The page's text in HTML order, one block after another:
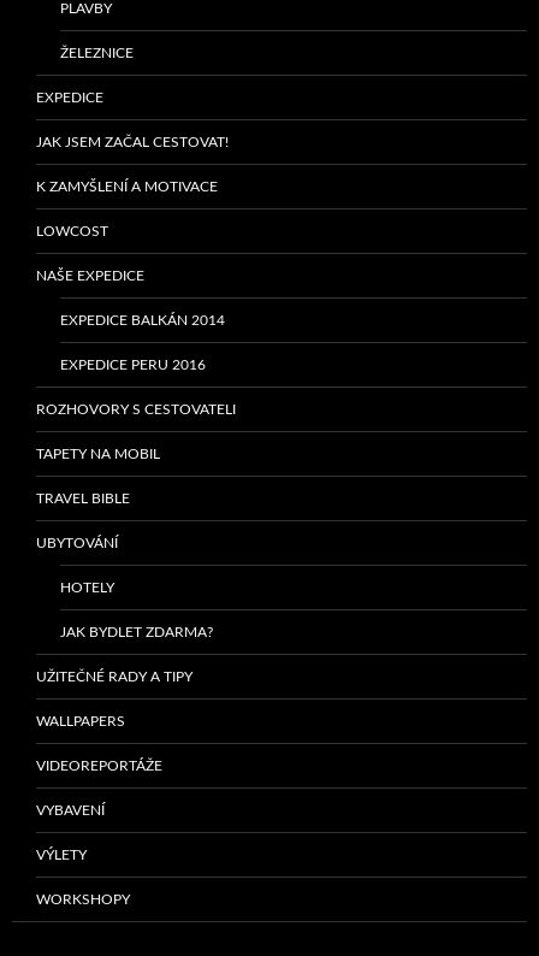
PLAVBY
ŽELEZNICE
EXPEDICE
JAK JSEM ZAČAL CESTOVAT!
K ZAMYŠLENÍ A MOTIVACE
LOWCOST
NAŠE EXPEDICE
EXPEDICE BALKÁN 2014
EXPEDICE PERU 2016
ROZHOVORY S CESTOVATELI
TAPETY NA MOBIL
TRAVEL BIBLE
UBYTOVÁNÍ
HOTELY
JAK BYDLET ZDARMA?
UŽITEČNÉ RADY A TIPY
WALLPAPERS
VIDEOREPORTÁŽE
VYBAVENÍ
VÝLETY
WORKSHOPY